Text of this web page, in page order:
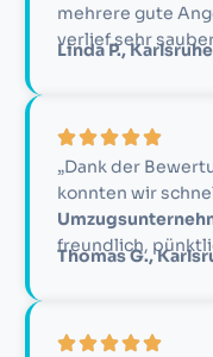
mehrere gute
verlief sehr
Linda P.,
„Dank der
konnten wir
freundlich,
Thomas G.,